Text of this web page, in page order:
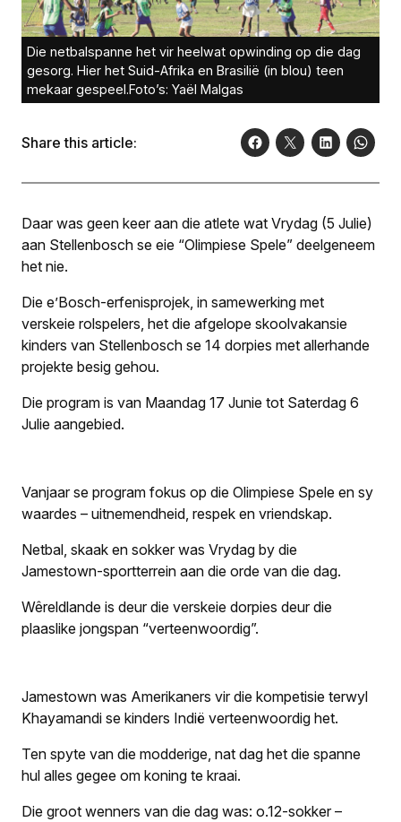
Die netbalspanne het vir heelwat opwinding op die dag
gesorg. Hier het Suid-Afrika en Brasilië (in blou) teen
mekaar gespeel.Foto’s: Yaël Malgas
Share this article:
Daar was geen keer aan die atlete wat Vrydag (5 Julie)
aan Stellenbosch se eie “Olimpiese Spele” deelgeneem
het nie.
Die e’Bosch-erfenisprojek, in samewerking met
verskeie rolspelers, het die afgelope skoolvakansie
kinders van Stellenbosch se 14 dorpies met allerhande
projekte besig gehou.
Die program is van Maandag 17 Junie tot Saterdag 6
Julie aangebied.
Vanjaar se program fokus op die Olimpiese Spele en sy
waardes – uitnemendheid, respek en vriendskap.
Netbal, skaak en sokker was Vrydag by die
Jamestown-sportterrein aan die orde van die dag.
Wêreldlande is deur die verskeie dorpies deur die
plaaslike jongspan “verteenwoordig”.
Jamestown was Amerikaners vir die kompetisie terwyl
Khayamandi se kinders Indië verteenwoordig het.
Ten spyte van die modderige, nat dag het die spanne
hul alles gegee om koning te kraai.
Die groot wenners van die dag was: o.12-sokker –